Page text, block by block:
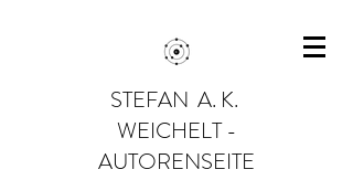
STEFAN A. K.
WEICHELT -
AUTORENSEITE